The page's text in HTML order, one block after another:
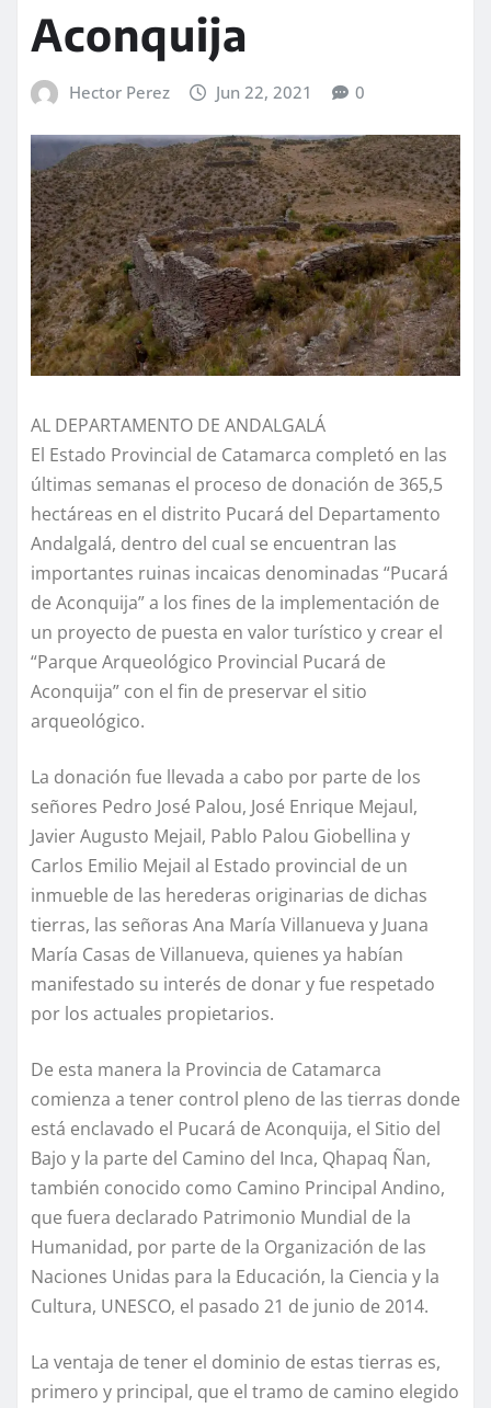
Aconquija
Hector Perez Jun 22, 2021 0
AL DEPARTAMENTO DE ANDALGALÁ
El Estado Provincial de Catamarca completó en las
últimas semanas el proceso de donación de 365,5
hectáreas en el distrito Pucará del Departamento
Andalgalá, dentro del cual se encuentran las
importantes ruinas incaicas denominadas “Pucará
de Aconquija” a los fines de la implementación de
un proyecto de puesta en valor turístico y crear el
“Parque Arqueológico Provincial Pucará de
Aconquija” con el fin de preservar el sitio
arqueológico.
La donación fue llevada a cabo por parte de los
señores Pedro José Palou, José Enrique Mejaul,
Javier Augusto Mejail, Pablo Palou Giobellina y
Carlos Emilio Mejail al Estado provincial de un
inmueble de las herederas originarias de dichas
tierras, las señoras Ana María Villanueva y Juana
María Casas de Villanueva, quienes ya habían
manifestado su interés de donar y fue respetado
por los actuales propietarios.
De esta manera la Provincia de Catamarca
comienza a tener control pleno de las tierras donde
está enclavado el Pucará de Aconquija, el Sitio del
Bajo y la parte del Camino del Inca, Qhapaq Ñan,
también conocido como Camino Principal Andino,
que fuera declarado Patrimonio Mundial de la
Humanidad, por parte de la Organización de las
Naciones Unidas para la Educación, la Ciencia y la
Cultura, UNESCO, el pasado 21 de junio de 2014.
La ventaja de tener el dominio de estas tierras es,
primero y principal, que el tramo de camino elegido